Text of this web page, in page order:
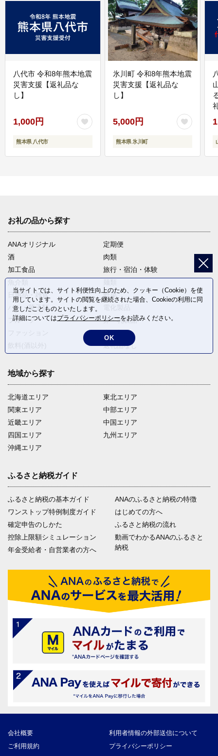
八代市 令和8年熊本地震
災害支援【返礼品な
し】
1,000円
熊本県 八代市
氷川町 令和8年熊本地震
災害支援【返礼品な
し】
5,000円
熊本県 氷川町
お礼の品から探す
ANAオリジナル
定期便
酒
肉類
加工食品
旅行・宿泊・体験
日用品・雑貨
野菜
パン・菓子類
フルーツ
卵・乳製品
米・穀物
返礼品なし
地域から探す
北海道エリア
関東エリア
近畿エリア
四国エリア
沖縄エリア
東北エリア
中部エリア
中国エリア
九州エリア
ふるさと納税ガイド
ふるさと納税の基本ガイド
ワンストップ特例制度ガイド
確定申告のしかた
控除上限額シミュレーション
年金受給者・自営業者の方へ
ANAのふるさと納税の特徴
はじめての方へ
ふるさと納税の流れ
動画でわかるANAのふるさと
納税
会社概要
利用者情報の外部送信について
ご利用規約
プライバシーポリシー
当サイトでは、サイト利便性向上のため、クッキー（Cookie）を使
用しています。サイトの閲覧を継続された場合、Cookieの利用に同
意したことものといたします。
詳細についてはプライバシーポリシーをお読みください。
OK